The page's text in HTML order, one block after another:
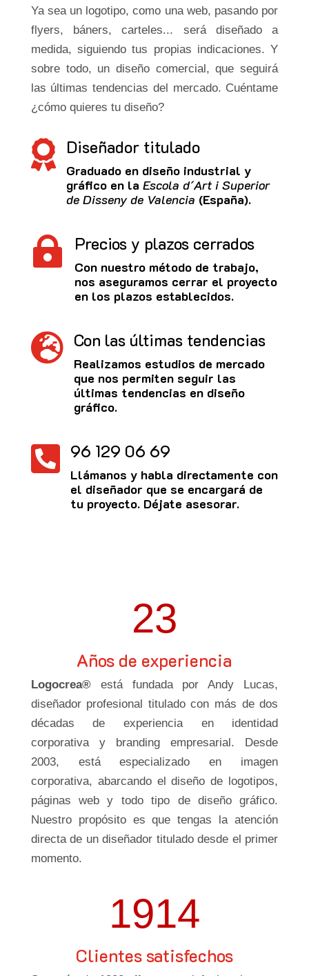
Ya sea un logotipo, como una web, pasando por
flyers, báners, carteles... será diseñado a
medida, siguiendo tus propias indicaciones. Y
sobre todo, un diseño comercial, que seguirá
las últimas tendencias del mercado. Cuéntame
¿cómo quieres tu diseño?
 Diseñador titulado
Graduado en diseño industrial y
gráfico en la Escola d´Art i Superior
de Disseny de Valencia (España).
 Precios y plazos cerrados
Con nuestro método de trabajo,
nos aseguramos cerrar el proyecto
en los plazos establecidos.
 Con las últimas tendencias
Realizamos estudios de mercado
que nos permiten seguir las
últimas tendencias en diseño
gráfico.
 96 129 06 69
Llámanos y habla directamente con
el diseñador que se encargará de
tu proyecto. Déjate asesorar.
23
Años de experiencia
Logocrea®está fundada por Andy Lucas,
diseñador profesional titulado con más de dos
décadas de experiencia en identidad
corporativa y branding empresarial. Desde
2003, está especializado en imagen
corporativa, abarcando el diseño de logotipos,
páginas web y todo tipo de diseño gráfico.
Nuestro propósito es que tengas la atención
directa de un diseñador titulado desde el primer
momento.
1914
Clientes satisfechos